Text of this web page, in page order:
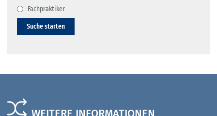
Fachpraktiker
Suche starten